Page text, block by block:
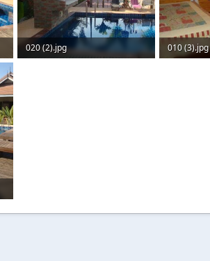
020 (2).jpg
010 (3).jpg